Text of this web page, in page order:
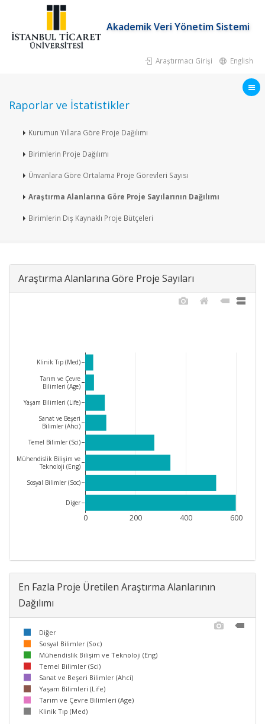
Akademik Veri Yönetim Sistemi
Araştırmacı Girişi English
Raporlar ve İstatistikler
Kurumun Yıllara Göre Proje Dağılımı
Birimlerin Proje Dağılımı
Ünvanlara Göre Ortalama Proje Görevleri Sayısı
Araştırma Alanlarına Göre Proje Sayılarının Dağılımı
Birimlerin Dış Kaynaklı Proje Bütçeleri
Araştırma Alanlarına Göre Proje Sayıları
0 200 400 600
Diğer
Sosyal Bilimler (Soc)
Mühendislik Bilişim ve
Teknoloji (Eng)
Temel Bilimler (Sci)
Sanat ve Beşeri
Bilimler (Ahci)
Yaşam Bilimleri (Life)
Tarım ve Çevre
Bilimleri (Age)
Klinik Tıp (Med)
En Fazla Proje Üretilen Araştırma Alanlarının
Dağılımı
Diğer
Sosyal Bilimler (Soc)
Mühendislik Bilişim ve Teknoloji (Eng)
Temel Bilimler (Sci)
Sanat ve Beşeri Bilimler (Ahci)
Yaşam Bilimleri (Life)
Tarım ve Çevre Bilimleri (Age)
Klinik Tıp (Med)